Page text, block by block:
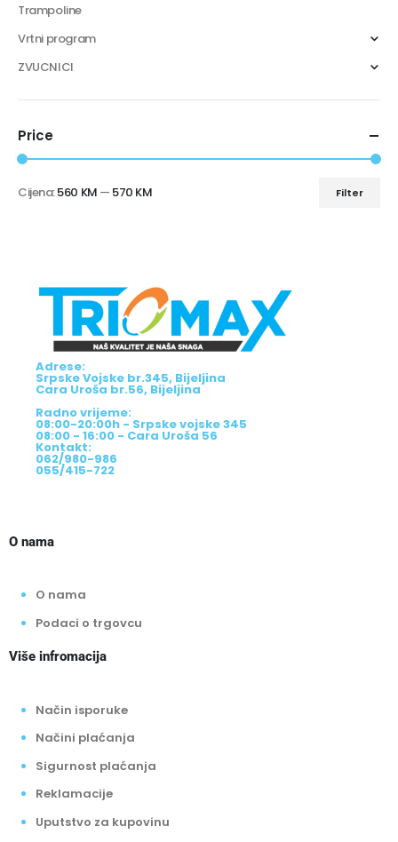
Trampoline
Vrtni program
ZVUCNICI
Price
Filter
Cijena:560 KM — 570 KM
Adrese:
Srpske Vojske br.345, Bijeljina
Cara Uroša br.56, Bijeljina
Radno vrijeme:
08:00-20:00h - Srpske vojske 345
08:00 - 16:00 - Cara Uroša 56
Kontakt:
062/980-986
055/415-722
O nama
O nama
Podaci o trgovcu
Više infromacija
Način isporuke
Načini plaćanja
Sigurnost plaćanja
Reklamacije
Uputstvo za kupovinu